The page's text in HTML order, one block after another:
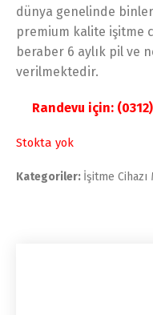
dünya genelinde
premium kalite işitme
beraber 6 aylık pil ve
verilmektedir.
Randevu için:
Stokta yok
Kategoriler: İşitme Cihazı